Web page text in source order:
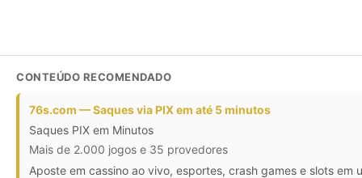
CONTEÚDO RECOMENDADO
76s.com — Saques via PIX em até 5 minutos
Saques PIX em Minutos
Mais de 2.000 jogos e 35 provedores
Aposte em cassino ao vivo, esportes, crash games e slots